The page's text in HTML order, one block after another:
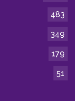
483
349
179
51